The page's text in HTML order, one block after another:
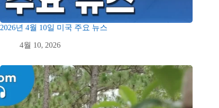
2026년 4월 10일 미국 주요 뉴스
4월 10, 2026